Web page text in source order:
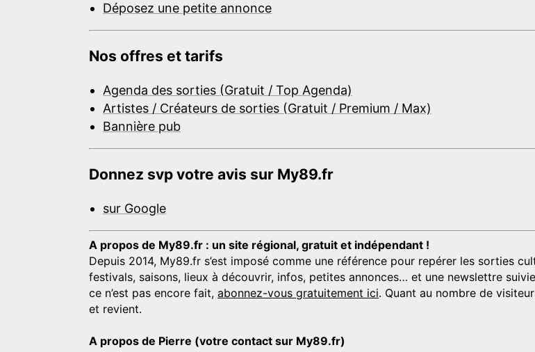
Déposez une petite annonce
Nos offres et tarifs
Agenda des sorties (Gratuit / Top Agenda)
Artistes / Créateurs de sorties (Gratuit / Premium / Max)
Bannière pub
Donnez svp votre avis sur My89.fr
sur Google
A propos de My89.fr : un site régional, gratuit et indépendant !
Depuis 2014, My89.fr s’est imposé comme une référence pour repérer les sorties
festivals, saisons, lieux à découvrir, infos, petites annonces… et une newslettre
ce n’est pas encore fait, abonnez-vous gratuitement ici. Quant au nombre de
et revient.
A propos de Pierre (votre contact sur My89.fr)